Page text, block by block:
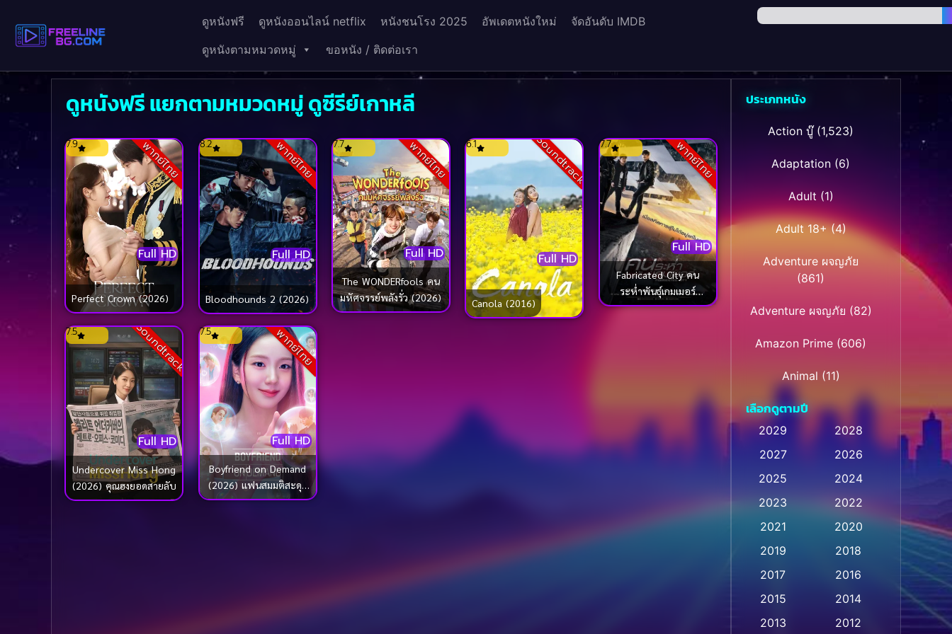
ดูหนังฟรี ดูหนังออนไลน์ netflix หนังชนโรง 2025 อัพเดตหนังใหม่
จัดอันดับ IMDB
ดูหนังตามหมวดหมู่
ขอหนัง / ติดต่อเรา
ดูหนังฟรี แยกตามหมวดหมู่ ดูซีรีย์เกาหลี
พากย์ไทย
Full HD
7.9
Perfect Crown (2026)
พากย์ไทย
Full HD
8.2
Bloodhounds 2 (2026)
พากย์ไทย
Full HD
7.7
The WONDERfools คน
มหัศจรรย์พลังรั่ว (2026)
Soundtrack
Full HD
6.1
Canola (2016)
พากย์ไทย
Full HD
7.7
Fabricated City คน
ระห่ำพันธุ์เกมเมอร์
(2017)
Soundtrack
Full HD
7.5
Undercover Miss Hong
(2026) คุณฮงยอดสายลับ
พากย์ไทย
Full HD
7.5
Boyfriend on Demand
(2026) แฟนสมมติสะดุด
รัก
ประเภทหนัง
Action บู๊(1,523)
Adaptation (6)
Adult(1)
Adult 18+(4)
Adventure ผจญภัย
(861)
Adventure ผจญภัย (82)
Amazon Prime (606)
Animal (11)
Animation การ์ตูน (28)
Animation การ์ตูน
Animation อนิเมชั่น(1)
Animation แอนิเมชัน(1)
Anthology (2)
เลือกดูตามปี
2029
2028
2027
2026
2025
2024
2023
2022
2021
2020
2019
2018
2017
2016
2015
2014
2013
2012